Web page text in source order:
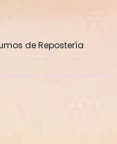
de Repostería